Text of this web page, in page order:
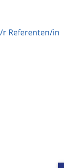
r Referenten/in